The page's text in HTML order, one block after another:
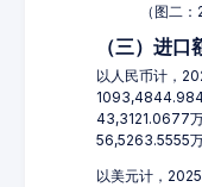
（图二
（三）进口
以人民币计，
43,3121.0677
56,5263.5555
以美元计，